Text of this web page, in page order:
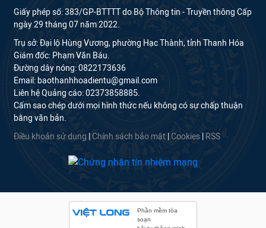
Giấy phép số: 383/GP-BTTTT do Bộ Thông tin - Truyền thông Cấp
ngày 29 tháng 07 năm 2022.
Trụ sở: Đại lộ Hùng Vương, phường Hạc Thành, tỉnh Thanh Hóa
Giám đốc: Phạm Văn Báu.
Đường dây nóng: 0822173636
Email: baothanhhoadientu@gmail.com
Liên hệ Quảng cáo: 02373858885.
Cấm sao chép dưới mọi hình thức nếu không có sự chấp thuận
bằng văn bản.
Điều khoản sử dụng Chính sách bảo mật Cookies RSS
Phần mềm tòa
soạn